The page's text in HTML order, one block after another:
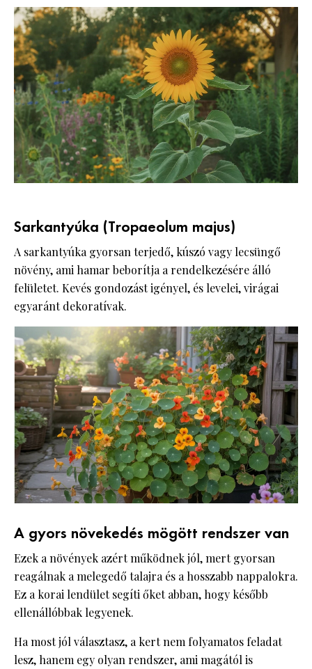
Sarkantyúka (Tropaeolum majus)
A sarkantyúka gyorsan terjedő, kúszó vagy lecsüngő
növény, ami hamar beborítja a rendelkezésére álló
felületet. Kevés gondozást igényel, és levelei, virágai
egyaránt dekoratívak.
A gyors növekedés mögött rendszer van
Ezek a növények azért működnek jól, mert gyorsan
reagálnak a melegedő talajra és a hosszabb nappalokra.
Ez a korai lendület segíti őket abban, hogy később
ellenállóbbak legyenek.
Ha most jól választasz, a kert nem folyamatos feladat
lesz, hanem egy olyan rendszer, ami magától is